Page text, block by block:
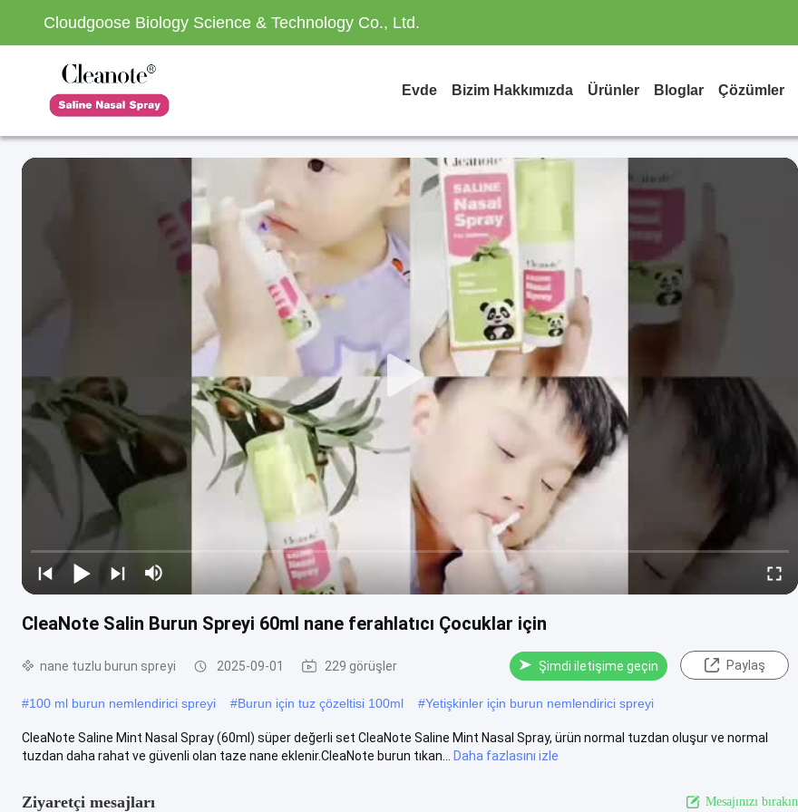
Cloudgoose Biology Science & Technology Co., Ltd.
Evde Bizim Hakkımızda Ürünler Bloglar Çözümler
CleaNote Salin Burun Spreyi 60ml nane ferahlatıcı Çocuklar için
nane tuzlu burun spreyi 2025-09-01 229 görüşler Şimdi iletişime geçin Paylaş
#100 ml burun nemlendirici spreyi #Burun için tuz çözeltisi 100ml #Yetişkinler için burun nemlendirici spreyi
CleaNote Saline Mint Nasal Spray (60ml) süper değerli set CleaNote Saline Mint Nasal Spray, ürün normal tuzdan oluşur ve normal
tuzdan daha rahat ve güvenli olan taze nane eklenir.CleaNote burun tıkan...
Daha fazlasını izle
Ziyaretçi mesajları Mesajınızı bırakın